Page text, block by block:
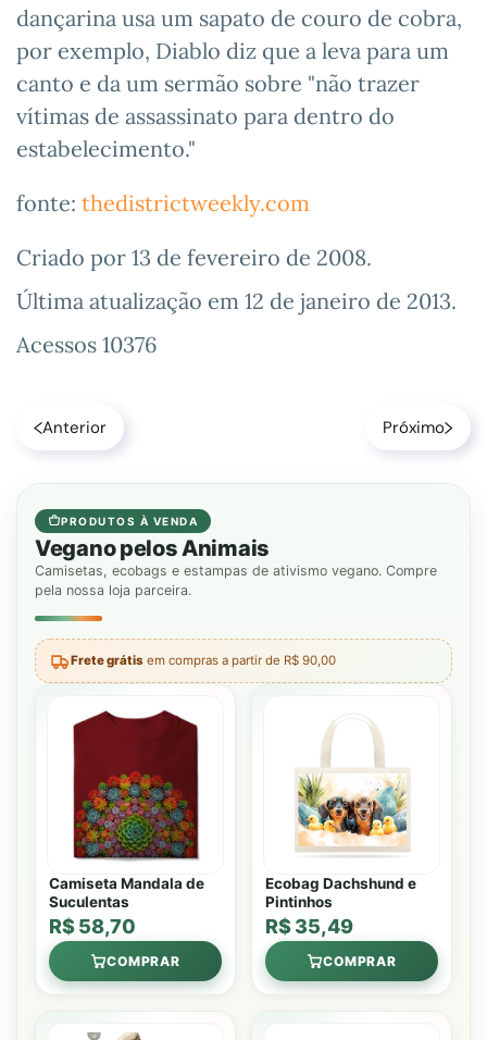
dançarina usa um sapato de couro de cobra,
por exemplo, Diablo diz que a leva para um
canto e da um sermão sobre "não trazer
vítimas de assassinato para dentro do
estabelecimento."
fonte: thedistrictweekly.com
Criado por 13 de fevereiro de 2008.
Última atualização em 12 de janeiro de 2013.
Acessos 10376
Anterior Próximo
PRODUTOS À VENDA
Vegano pelos Animais
Camisetas, ecobags e estampas de ativismo vegano. Compre
pela nossa loja parceira.
Frete grátis em compras a partir de R$ 90,00
Camiseta Mandala de
Suculentas
R$ 58,70
COMPRAR
Ecobag Dachshund e
Pintinhos
R$ 35,49
COMPRAR